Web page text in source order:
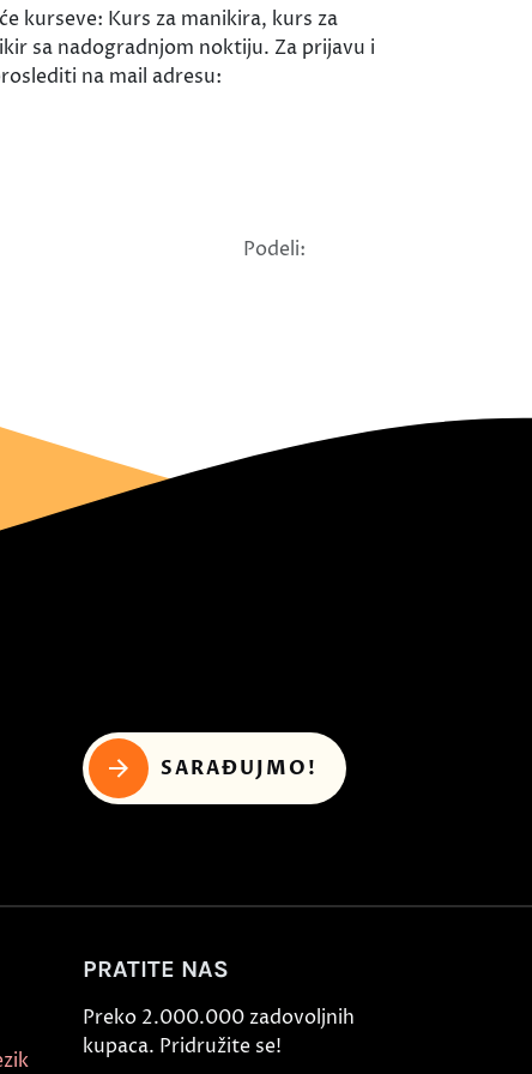
kurseve: Kurs za manikira, kurs za
sa nadogradnjom noktiju. Za prijavu i
na mail adresu:
Podeli:
SARAĐUJMO!
PRATITE NAS
Preko 2.000.000 zadovoljnih
kupaca. Pridružite se!